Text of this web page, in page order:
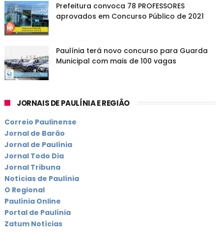
Prefeitura convoca 78 PROFESSORES
aprovados em Concurso Público de 2021
Paulínia terá novo concurso para Guarda
Municipal com mais de 100 vagas
JORNAIS DE PAULÍNIA E REGIÃO
Correio Paulinense
Jornal de Barão
Jornal de Paulínia
Jornal Todo Dia
Jornal Tribuna
Notícias de Paulínia
O Regional
Paulínia Online
Portal de Paulínia
Zatum Notícias